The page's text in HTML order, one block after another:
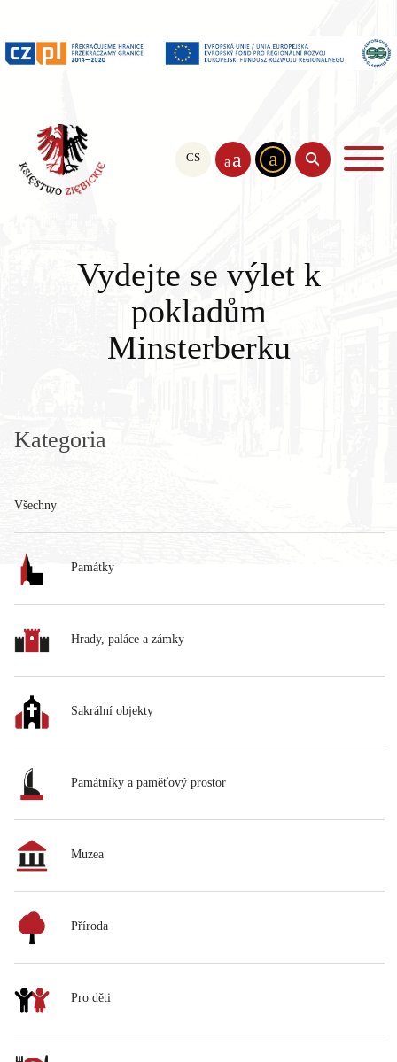
CS PL EN
a a a
Vydejte se výlet k
pokladům
Minsterberku
Kategoria
Všechny
Památky
Hrady, paláce a zámky
Sakrální objekty
Památníky a paměťový prostor
Muzea
Příroda
Pro děti